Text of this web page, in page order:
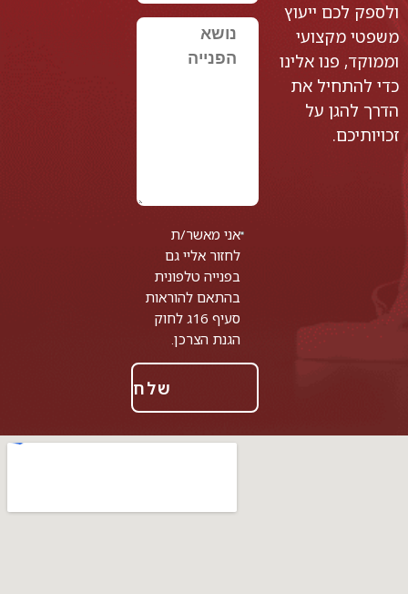
ולספק לכם ייעוץ
משפטי מקצועי
וממוקד, פנו אלינו
כדי להתחיל את
הדרך להגן על
זכויותיכם.
אני מאשר/ת
לחזור אליי גם
בפנייה טלפונית
בהתאם להוראות
סעיף 16ג לחוק
הגנת הצרכן.